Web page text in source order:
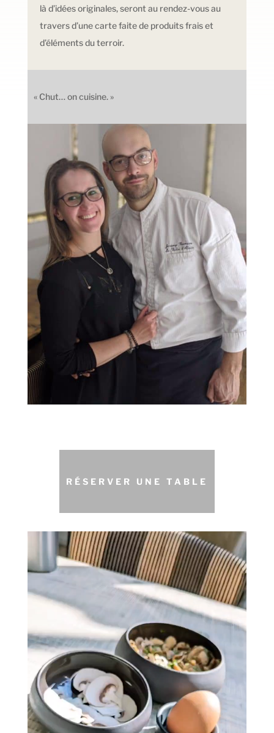
là d’idées originales, seront au rendez-vous au
travers d’une carte faite de produits frais et
d’éléments du terroir.
« Chut… on cuisine. »
RÉSERVER UNE TABLE